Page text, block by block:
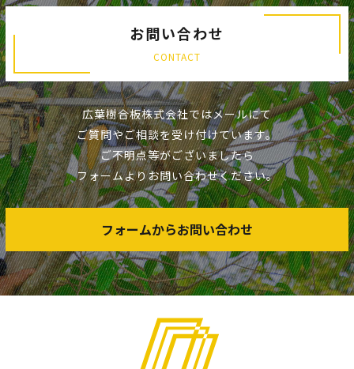
お問い合わせ
CONTACT
広葉樹合板株式会社ではメールにて
ご質問やご相談を受け付けています。
ご不明点等がございましたら
フォームよりお問い合わせください。
フォームからお問い合わせ